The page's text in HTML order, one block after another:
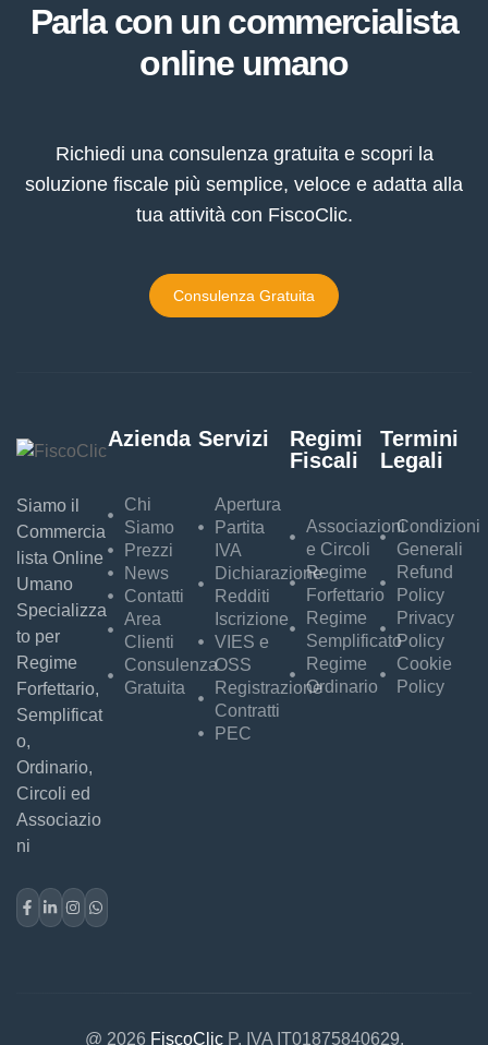
Parla con un commercialista
online umano
Richiedi una consulenza gratuita e scopri la
soluzione fiscale più semplice, veloce e adatta alla
tua attività con FiscoClic.
Consulenza Gratuita
Siamo il
Commercia
lista Online
Umano
Specializza
to per
Regime
Forfettario,
Semplificat
o,
Ordinario,
Circoli ed
Associazio
ni
Azienda
Chi
Siamo
Prezzi
News
Contatti
Area
Clienti
Consulenza
Gratuita
Servizi
Apertura
Partita
IVA
Dichiarazione
Redditi
Iscrizione
VIES e
OSS
Registrazione
Contratti
PEC
Regimi
Fiscali
Associazioni
e Circoli
Regime
Forfettario
Regime
Semplificato
Regime
Ordinario
Termini
Legali
Condizioni
Generali
Refund
Policy
Privacy
Policy
Cookie
Policy
@ 2026 FiscoClicP. IVA IT01875840629.